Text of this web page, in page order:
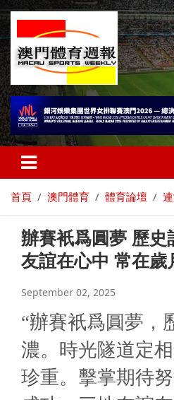
首頁 澳門體育 體育論壇
辦賽衹爲圓夢 歷史
友誼在心中 常在歲
September 02, 2025
“辦賽衹爲圓夢，
濃。時光隧道定
珍重。擊掌期待